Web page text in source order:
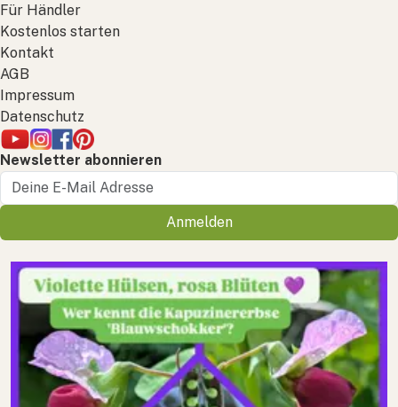
Für Händler
Kostenlos starten
Kontakt
AGB
Impressum
Datenschutz
Newsletter abonnieren
Anmelden